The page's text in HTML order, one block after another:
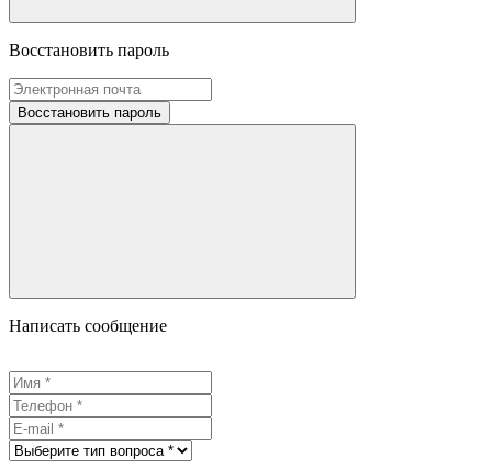
Восстановить пароль
Восстановить пароль
Написать сообщение